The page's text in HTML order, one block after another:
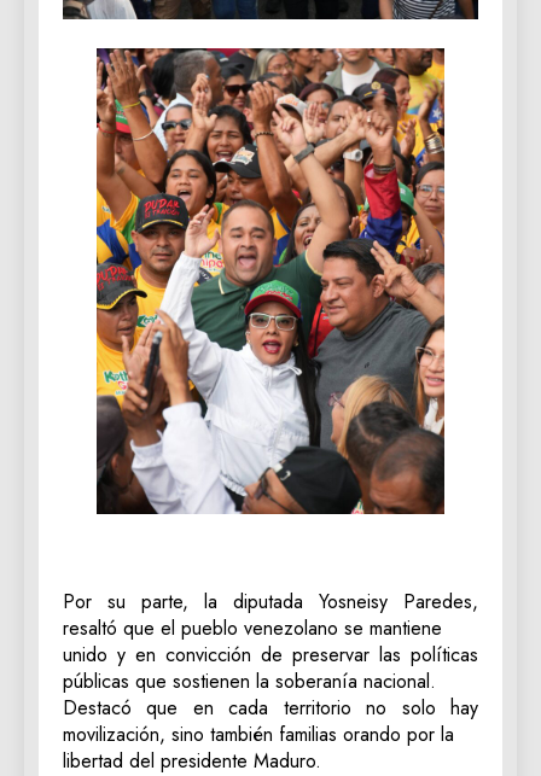
Por su parte, la diputada Yosneisy Paredes,
resaltó que el pueblo venezolano se mantiene
unido y en convicción de preservar las políticas
públicas que sostienen la soberanía nacional.
Destacó que en cada territorio no solo hay
movilización, sino también familias orando por la
libertad del presidente Maduro.